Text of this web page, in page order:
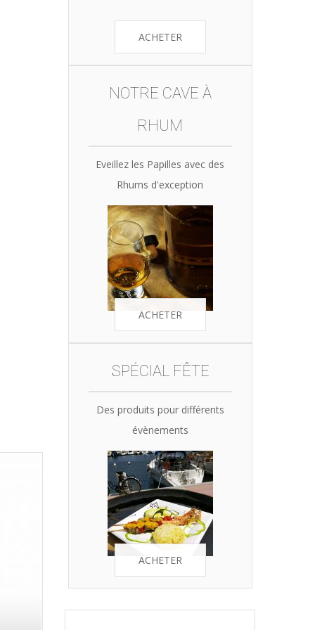
ACHETER
NOTRE CAVE À
RHUM
Eveillez les Papilles avec des
Rhums d'exception
ACHETER
SPÉCIAL FÊTE
Des produits pour différents
évènements
ACHETER